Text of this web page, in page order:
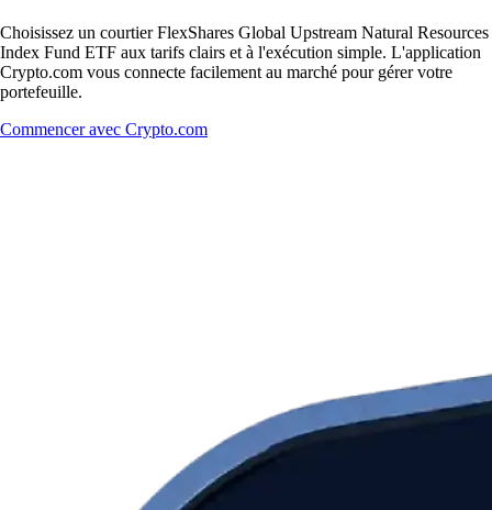
Choisissez un courtier FlexShares Global Upstream Natural Resources
Index Fund ETF aux tarifs clairs et à l'exécution simple. L'application
Crypto.com vous connecte facilement au marché pour gérer votre
portefeuille.
Commencer avec Crypto.com